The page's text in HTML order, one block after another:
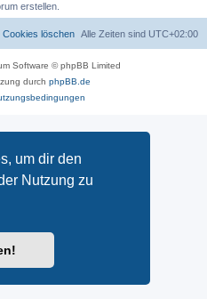
um dir den
Nutzung zu
erstellen.
Alle Zeiten sind UTC+02:00
Cookies löschen
Software © phpBB Limited
durch phpBB.de